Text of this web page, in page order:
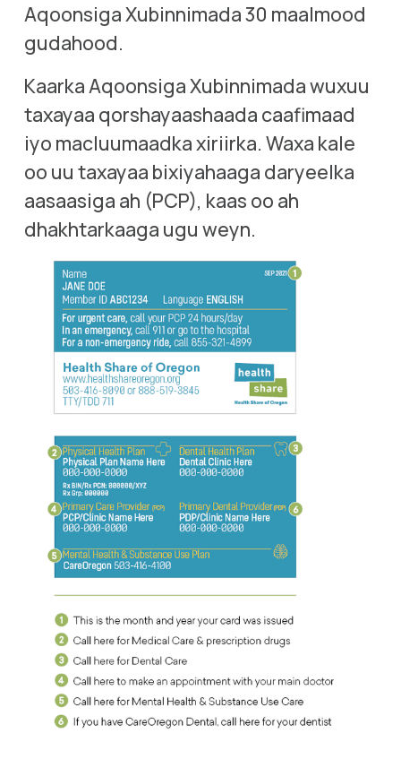
Aqoonsiga Xubinnimada 30 maalmood
gudahood.
Kaarka Aqoonsiga Xubinnimada wuxuu
taxayaa qorshayaashaada caafimaad
iyo macluumaadka xiriirka. Waxa kale
oo uu taxayaa bixiyahaaga daryeelka
aasaasiga ah (PCP), kaas oo ah
dhakhtarkaaga ugu weyn.